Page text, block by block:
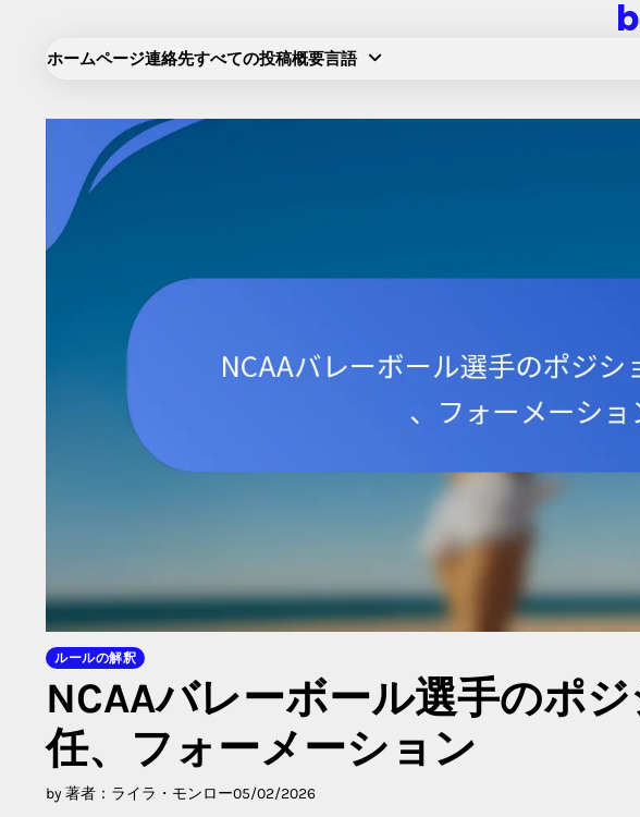
contentホームページ連絡先すべての投稿概要言語
ルールの解釈
NCAAバレーボール選手のポ
任、フォーメーション
by 著者：ライラ・モンロー05/02/2026